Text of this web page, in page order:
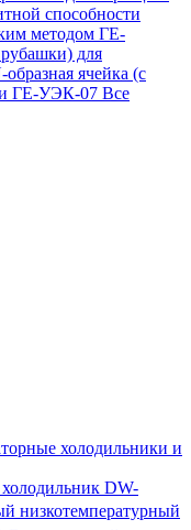
способности
методом ГЕ-
рубашки) для
образная ячейка (с
ГЕ-УЭК-07 Все
холодильники и
DW-
низкотемпературный